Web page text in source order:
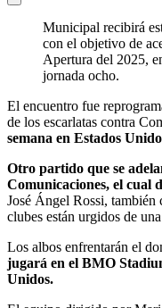
Municipal recibirá
con el objetivo de
Apertura del 2025,
jornada ocho.
El encuentro fue
de los escarlatas contra
semana en Estados
Otro partido que se
Comunicaciones, el cual
José Ángel Rossi, también
clubes están urgidos de
Los albos enfrentarán el
jugará en el BMO
Unidos.